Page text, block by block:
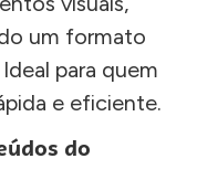
um formato
para quem
e eficiente.
do